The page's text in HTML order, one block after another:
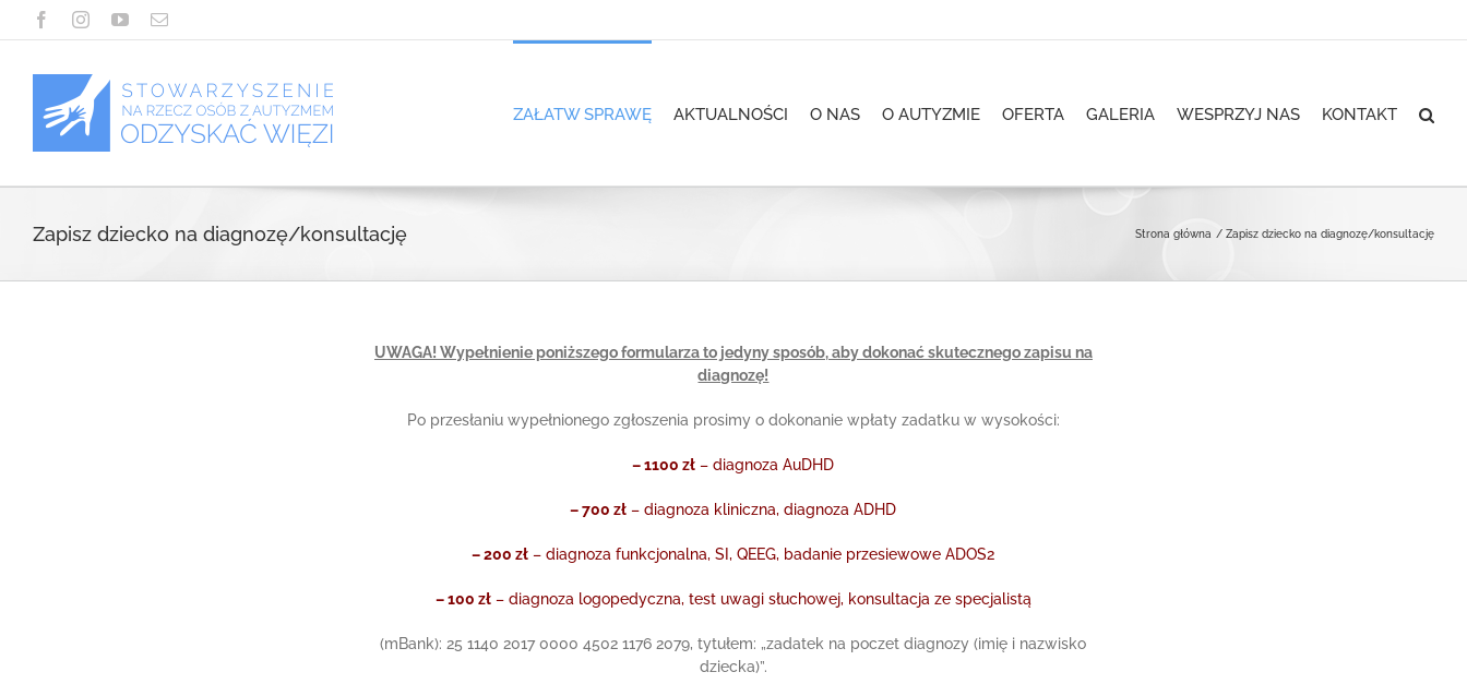
Przejdź
FacebookInstagramYouTubeEmail
ZAŁATW SPRAWĘ AKTUALNOŚCI O NAS O AUTYZMIE OFERTA GALERIA WESPRZYJ NAS KONTAKT
Zapisz dziecko na diagnozę/konsultację Strona główna Zapisz dziecko na diagnozę/konsultację
UWAGA! Wypełnienie poniższego formularza to jedyny sposób, aby dokonać skutecznego zapisu na
diagnozę!
Po przesłaniu wypełnionego zgłoszenia prosimy o dokonanie wpłaty zadatku w wysokości:
– 1100 zł – diagnoza AuDHD
– 700 zł – diagnoza kliniczna, diagnoza ADHD
– 200 zł – diagnoza funkcjonalna, SI, QEEG, badanie przesiewowe ADOS2
– 100 zł– diagnoza logopedyczna, test uwagi słuchowej, konsultacja ze specjalistą
(mBank): 25 1140 2017 0000 4502 1176 2079, tytułem: „zadatek na poczet diagnozy (imię i nazwisko
dziecka)”.